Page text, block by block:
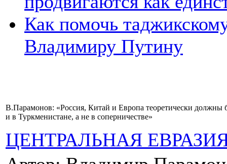
Как помочь
Владимиру Путину
В.Парамонов: «Россия, Китай и Европа теоретически должны
и в Туркменистане, а не в соперничестве»
ЦЕНТРАЛЬНАЯ